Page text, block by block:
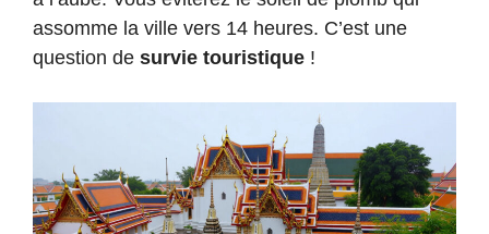
assomme la ville vers 14 heures. C’est une
question de survie touristique !